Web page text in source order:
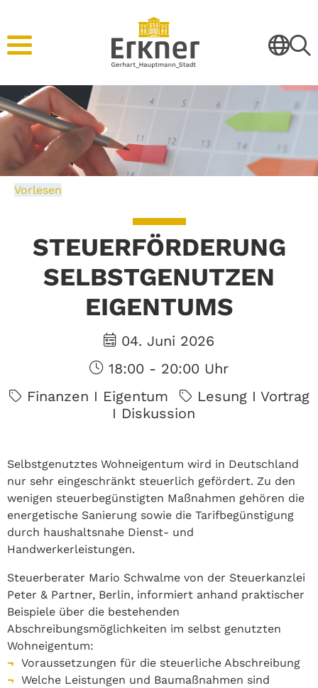
Vorlesen
STEUERFÖRDERUNG
SELBSTGENUTZEN
EIGENTUMS
04. Juni 2026
18:00 - 20:00 Uhr
Finanzen I Eigentum
Lesung I Vortrag
I Diskussion
Selbstgenutztes Wohneigentum wird in Deutschland
nur sehr eingeschränkt steuerlich gefördert. Zu den
wenigen steuerbegünstigten Maßnahmen gehören die
energetische Sanierung sowie die Tarifbegünstigung
durch haushaltsnahe Dienst- und
Handwerkerleistungen.
Steuerberater Mario Schwalme von der Steuerkanzlei
Peter & Partner, Berlin, informiert anhand praktischer
Beispiele über die bestehenden
Abschreibungsmöglichkeiten im selbst genutzten
Wohneigentum:
Voraussetzungen für die steuerliche Abschreibung
Welche Leistungen und Baumaßnahmen sind